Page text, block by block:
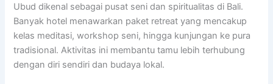
Ubud dikenal sebagai pusat seni dan spiritualitas di Bali.
Banyak hotel menawarkan paket retreat yang mencakup
kelas meditasi, workshop seni, hingga kunjungan ke pura
tradisional. Aktivitas ini membantu tamu lebih terhubung
dengan diri sendiri dan budaya lokal.